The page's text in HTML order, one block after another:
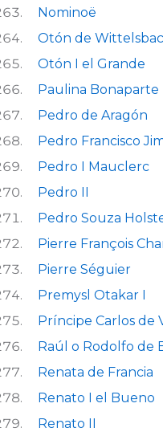
Nominoë
Otón de
Otón I el Grande
Paulina Bonaparte
Pedro de Aragón
Pedro Francisco
Pedro I Mauclerc
Pedro II
Pedro Souza
Pierre François
Pierre Séguier
Premysl Otakar I
Príncipe Carlos de
Raúl o Rodolfo de
Renata de Francia
Renato I el Bueno
Renato II